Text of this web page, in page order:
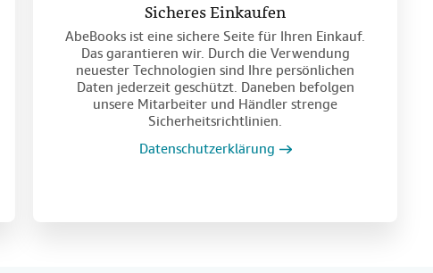
Sicheres Einkaufen
AbeBooks ist eine sichere Seite für Ihren Einkauf.
Das garantieren wir. Durch die Verwendung
neuester Technologien sind Ihre persönlichen
Daten jederzeit geschützt. Daneben befolgen
unsere Mitarbeiter und Händler strenge
Sicherheitsrichtlinien.
Datenschutzerklärung